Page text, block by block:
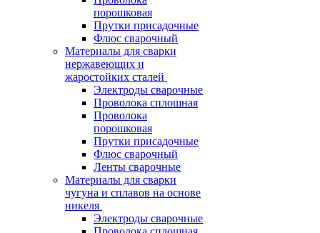
порошковая
Прутки присадочные
Флюс сварочный
Материалы для сварки
нержавеющих и
жаростойких сталей
Электроды сварочные
Проволока сплошная
Проволока
порошковая
Прутки присадочные
Флюс сварочный
Ленты сварочные
Материалы для сварки
чугуна и сплавов на основе
никеля
Электроды сварочные